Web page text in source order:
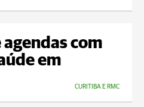
com
em
CURITIBA E RMC